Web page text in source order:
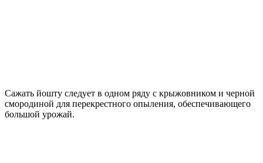
Сажать йошту следует в одном ряду с крыжовником и черной
смородиной для перекрестного опыления, обеспечивающего
большой урожай.